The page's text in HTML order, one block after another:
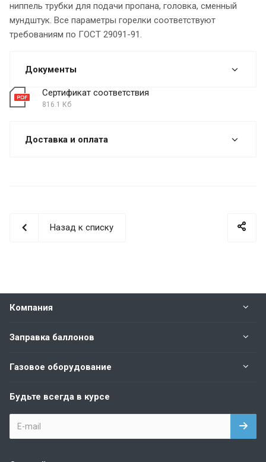
ниппель трубки для подачи пропана, головка, сменный
мундштук. Все параметры горелки соответствуют
требованиям по ГОСТ 29091-91.
Документы
Сертификат соответствия
816.1 Кб
Доставка и оплата
Назад к списку
Компания
Заправка баллонов
Газовое оборудование
Будьте всегда в курсе